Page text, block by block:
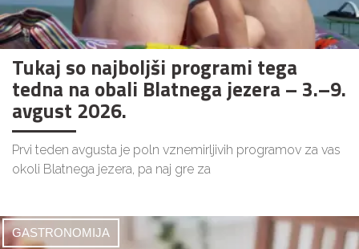
Tukaj so najboljši programi tega
tedna na obali Blatnega jezera – 3.–9.
avgust 2026.
Prvi teden avgusta je poln vznemirljivih programov za vas
okoli Blatnega jezera, pa naj gre za
GASTRONOMIJA